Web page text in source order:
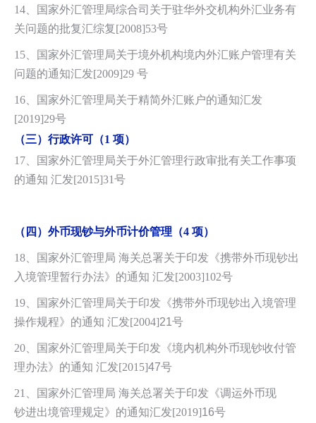
14、国家外汇管理局综合司关于驻华外交机构外汇业务有
关问题的批复汇综复[2008]53号
15、国家外汇管理局关于境外机构境内外汇账户管理有关
问题的通知汇发[2009]29 号
16、国家外汇管理局关于精简外汇账户的通知汇发
[2019]29号
（三）行政许可（1 项）
17、国家外汇管理局关于外汇管理行政审批有关工作事项
的通知 汇发[2015]31号
（四）外币现钞与外币计价管理（4 项）
18、国家外汇管理局 海关总署关于印发《携带外币现钞出
入境管理暂行办法》的通知 汇发[2003]102号
19、国家外汇管理局关于印发《携带外币现钞出入境管理
操作规程》的通知 汇发[2004]21号
20、国家外汇管理局关于印发《境内机构外币现钞收付管
理办法》的通知 汇发[2015]47号
21、国家外汇管理局 海关总署关于印发《调运外币现
钞进出境管理规定》的通知汇发[2019]16号